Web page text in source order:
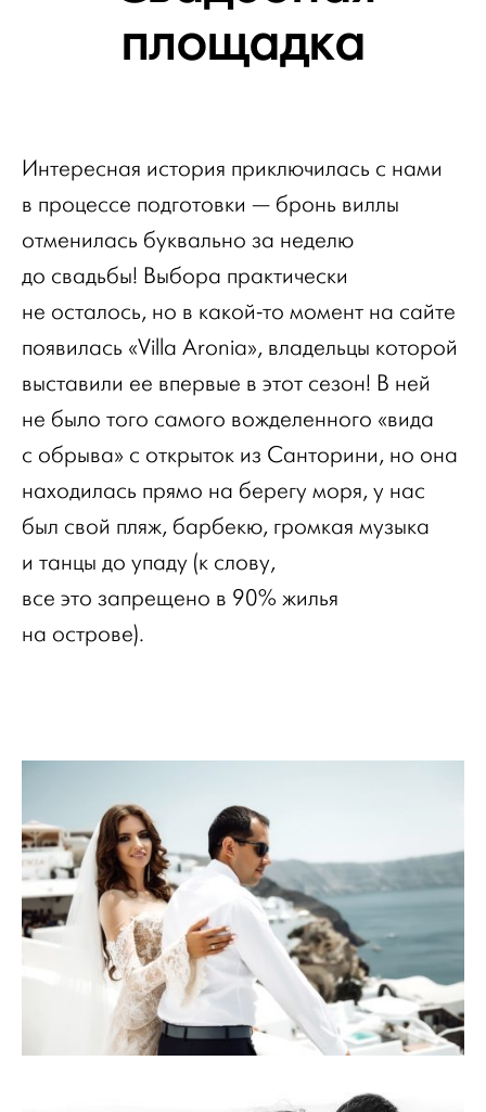
площадка
Интересная история приключилась с нами
в процессе подготовки — бронь виллы
отменилась буквально за неделю
до свадьбы! Выбора практически
не осталось, но в какой-то момент на сайте
появилась «Villa Aronia», владельцы которой
выставили ее впервые в этот сезон! В ней
не было того самого вожделенного «вида
с обрыва» с открыток из Санторини, но она
находилась прямо на берегу моря, у нас
был свой пляж, барбекю, громкая музыка
и танцы до упаду (к слову,
все это запрещено в 90% жилья
на острове).